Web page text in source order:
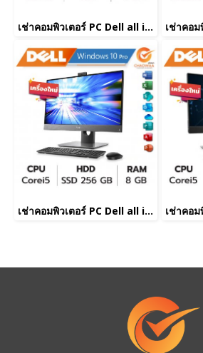
เช่าคอมพิวเตอร์ PC Dell all in one Corei5
เช่าคอมพิวเตอร์ PC Dell all in one Corei5